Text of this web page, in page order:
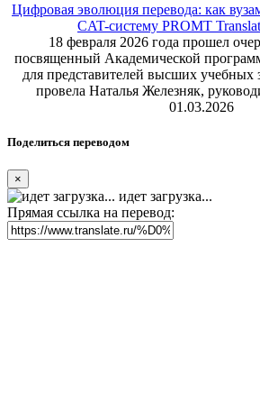
Цифровая эволюция перевода: как
CAT-систему PROMT
18 февраля 2026 года прошел
посвященный Академической
для представителей высших учебных
провела Наталья Железняк,
01.03.2026
Поделиться переводом
×
идет загрузка...
Прямая ссылка на перевод: